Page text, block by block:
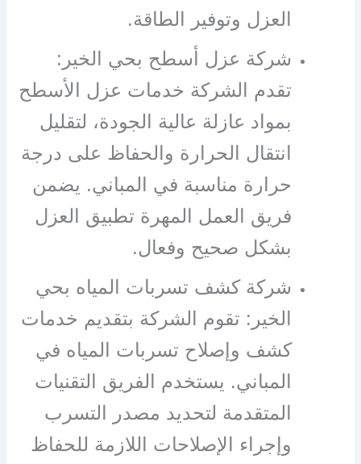
العزل وتوفير الطاقة.
شركة عزل أسطح بحي الخير:
تقدم الشركة خدمات عزل الأسطح
بمواد عازلة عالية الجودة، لتقليل
انتقال الحرارة والحفاظ على درجة
حرارة مناسبة في المباني. يضمن
فريق العمل المهرة تطبيق العزل
بشكل صحيح وفعال.
شركة كشف تسربات المياه بحي
الخير: تقوم الشركة بتقديم خدمات
كشف وإصلاح تسربات المياه في
المباني. يستخدم الفريق التقنيات
المتقدمة لتحديد مصدر التسرب
وإجراء الإصلاحات اللازمة للحفاظ